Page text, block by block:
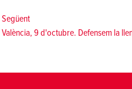
SegüentSegüent:
València, 9 d'octubre. Defensem la